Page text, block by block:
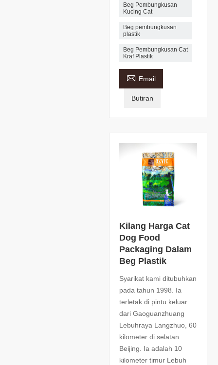
Beg Pembungkusan
Kucing Cat
Beg pembungkusan
plastik
Beg Pembungkusan Cat
Kraf Plastik
 Email
Butiran
Kilang Harga Cat
Dog Food
Packaging Dalam
Beg Plastik
Syarikat kami ditubuhkan
pada tahun 1998. Ia
terletak di pintu keluar
dari Gaoguanzhuang
Lebuhraya Langzhuo, 60
kilometer di selatan
Beijing. Ia adalah 10
kilometer timur Lebuh